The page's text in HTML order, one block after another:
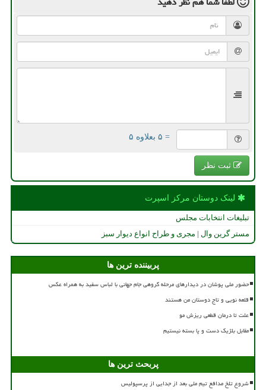
= ۵ بعلاوه ۵
ثبت نظر
لینک دوستان مركز اسپرت
تبلیغات انتخابات مجلس
مستر گرین وال | مجری و طراح انواع دیوار سبز
پربیننده ترین ها
حضور ملی پوشان در دیدارهای مرحله گروهی جام جهانی با لباس سفید به همراه عکس
قلعه نویی و تاج دوستان من هستند
علت تا درمان قطعی ریزش مو
مقابل بلژیک دست و پا بسته نیستیم
پربحث ترین ها
شروع تلخ مدافع تیم ملی بعد از جدایی از پرسپولیس